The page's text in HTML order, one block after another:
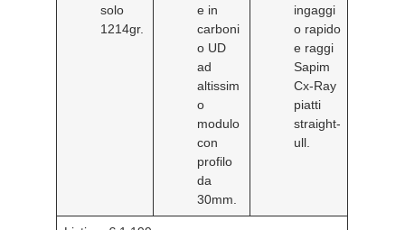
solo
1214gr.
e in
carboni
o UD
ad
altissim
o
modulo
con
profilo
da
30mm.
ingaggi
o rapido
e raggi
Sapim
Cx-Ray
piatti
straight-
ull.